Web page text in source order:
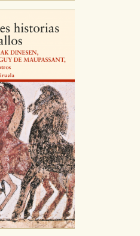
para que nuestro sitio
deshabilitarlas desde
hacerlo desde el
es posible que algunas
de funcionar
y analíticas
para mejorar su experiencia
el funcionamiento de
configuraciones de
que reconfigurarlos cada
es agregada y, por lo
redes sociales
por nuestros socios
para mostrar publicidad
en otros sitios. No
información personal sino
única de su
de internet.